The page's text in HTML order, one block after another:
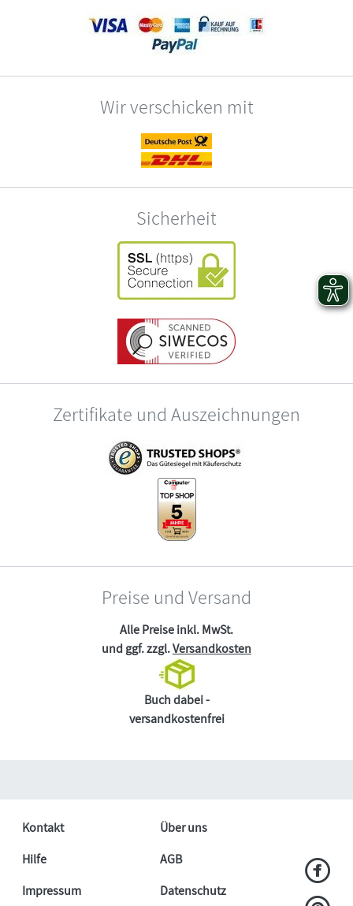
Wir verschicken mit
Sicherheit
Zertifikate und Auszeichnungen
Preise und Versand
Alle Preise inkl. MwSt.
und ggf. zzgl.Versandkosten
Buch dabei -
versandkostenfrei
Kontakt
Über uns
Hilfe
AGB
Impressum
Datenschutz